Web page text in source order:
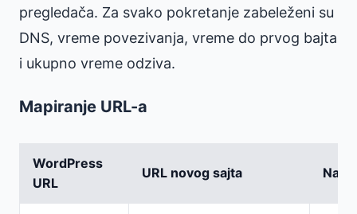
pregledača. Za svako pokretanje zabeleženi su
DNS, vreme povezivanja, vreme do prvog bajta
i ukupno vreme odziva.
Mapiranje URL-a
WordPress
URL
URL novog sajta